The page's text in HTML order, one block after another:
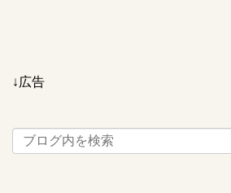
↓広告